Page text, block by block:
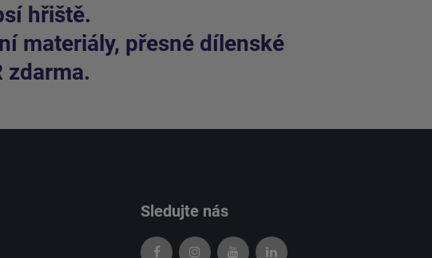
hřiště.
materiály, přesné dílenské
zdarma.
Sledujte nás